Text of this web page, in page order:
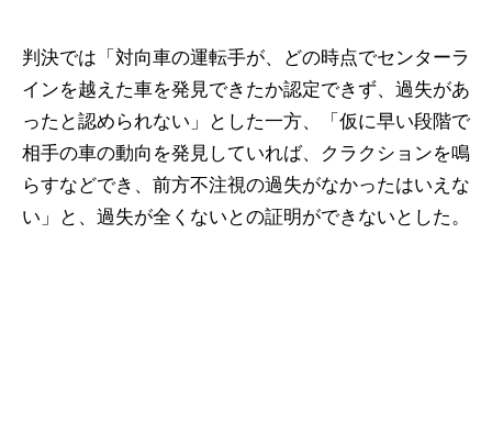
判決では「対向車の運転手が、どの時点でセンターラ
インを越えた車を発見できたか認定できず、過失があ
ったと認められない」とした一方、「仮に早い段階で
相手の車の動向を発見していれば、クラクションを鳴
らすなどでき、前方不注視の過失がなかったはいえな
い」と、過失が全くないとの証明ができないとした。